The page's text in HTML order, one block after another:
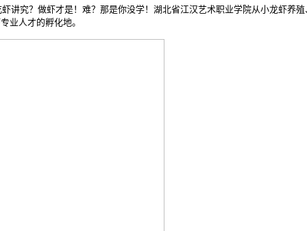
讲究？做虾才是！难？那是你没学！湖北省江汉艺术职业学院从小龙虾养
业人才的孵化地。